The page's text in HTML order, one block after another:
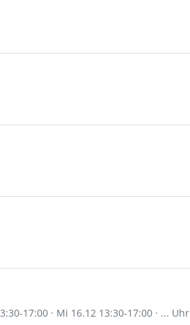
17:00 · Mi 16.12 13:30-17:00 · ... Uhr